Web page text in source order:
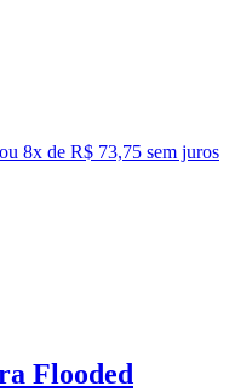
ou 8x de R$ 73,75 sem juros
Flooded